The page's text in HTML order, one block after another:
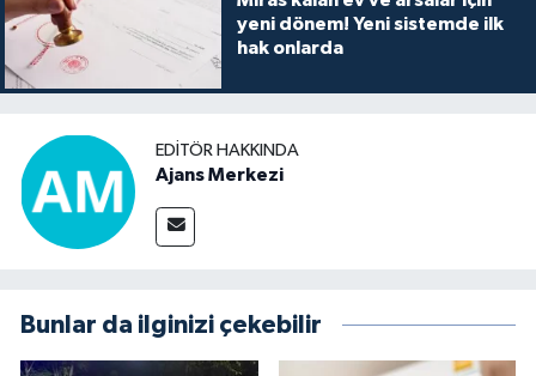
yeni dönem! Yeni sistemde ilk
hak onlarda
EDITÖR HAKKINDA
Ajans Merkezi
Bunlar da ilginizi çekebilir